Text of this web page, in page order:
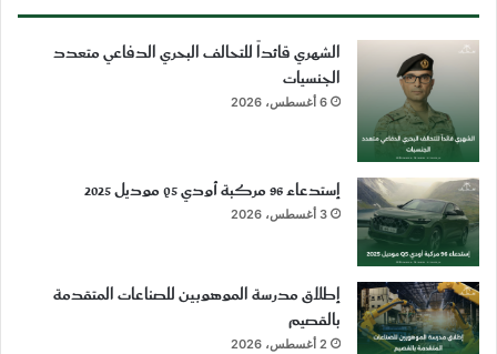
الشهري قائداً للتحالف البحري الدفاعي متعدد
الجنسيات
6 أغسطس، 2026
إستدعاء 96 مركبة أودي Q5 موديل 2025
3 أغسطس، 2026
إطلاق مدرسة الموهوبين للصناعات المتقدمة
بالقصيم
2 أغسطس، 2026